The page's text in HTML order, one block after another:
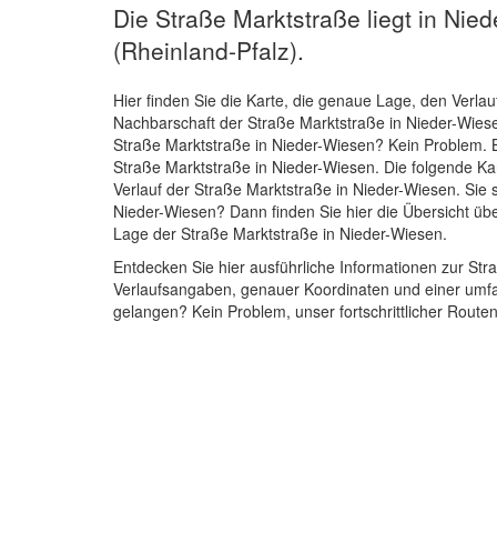
Die Straße Marktstraße liegt in
(Rheinland-Pfalz).
Hier finden Sie die Karte, die genaue Lage, den
Nachbarschaft der Straße Marktstraße in Nieder-
Straße Marktstraße in Nieder-Wiesen? Kein Problem.
Straße Marktstraße in Nieder-Wiesen. Die folgende
Verlauf der Straße Marktstraße in Nieder-Wiesen.
Nieder-Wiesen? Dann finden Sie hier die Übersicht
Lage der Straße Marktstraße in Nieder-Wiesen.
Entdecken Sie hier ausführliche Informationen zur
Verlaufsangaben, genauer Koordinaten und einer
gelangen? Kein Problem, unser fortschrittlicher